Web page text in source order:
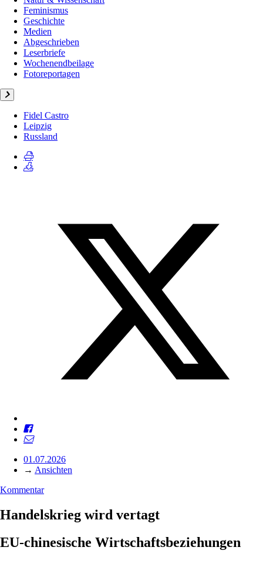
Feminismus
Geschichte
Medien
Abgeschrieben
Leserbriefe
Wochenendbeilage
Fotoreportagen
Fidel Castro
Leipzig
Russland
01.07.2026
→ Ansichten
Kommentar
Handelskrieg wird vertagt
EU-chinesische Wirtschaftsbeziehungen